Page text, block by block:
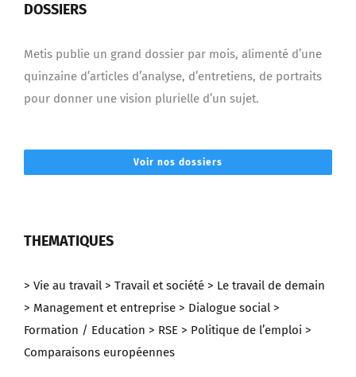
DOSSIERS
Metis publie un grand dossier par mois, alimenté d’une
quinzaine d’articles d’analyse, d’entretiens, de portraits
pour donner une vision plurielle d’un sujet.
Voir nos dossiers
THEMATIQUES
> Vie au travail > Travail et société > Le travail de demain
> Management et entreprise > Dialogue social >
Formation / Education > RSE > Politique de l’emploi >
Comparaisons européennes